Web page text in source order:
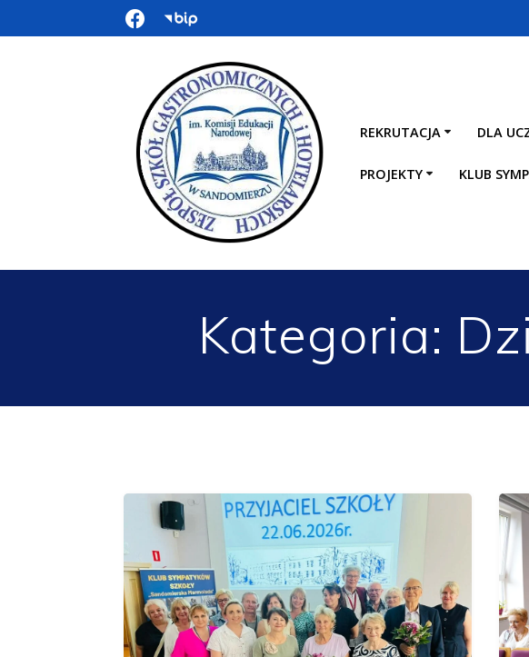
do
REKRUTACJA DLA
PROJEKTY KLUB
Kategoria: